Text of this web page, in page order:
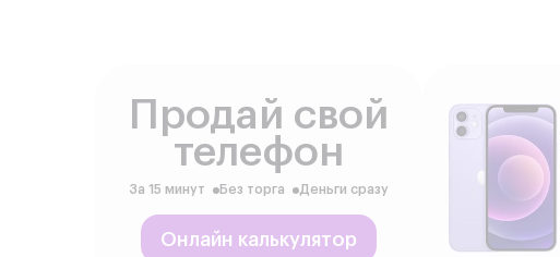
Продай свой
телефон
За 15 минут Без торга Деньги сразу
Онлайн калькулятор